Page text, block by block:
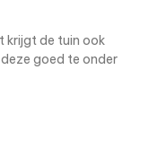
krijgt de tuin ook
goed te onder